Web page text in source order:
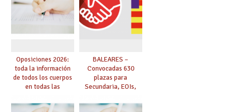
Oposiciones 2026:
toda la información
de todos los cuerpos
en todas las
BALEARES –
Convocadas 630
plazas para
Secundaria, EOIs,
Conservatorios y FP